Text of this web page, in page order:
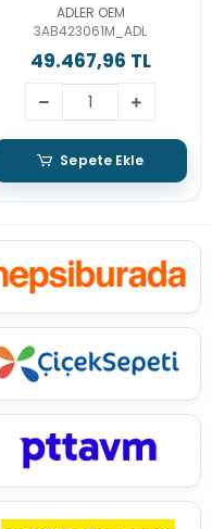
ADLER OEM
3AB423061M_ADL
49.467,96 TL
Sepete Ekle